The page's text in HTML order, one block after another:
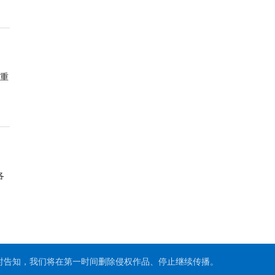
知，我们将在第一时间删除侵权作品、停止继续传播。